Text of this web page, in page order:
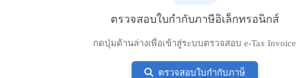
ตรวจสอบใบกำกับภาษีอิเล็กทรอนิกส์
กดปุ่มด้านล่างเพื่อเข้าสู่ระบบตรวจสอบ e-Tax Invoice
ตรวจสอบใบกำกับภาษ็